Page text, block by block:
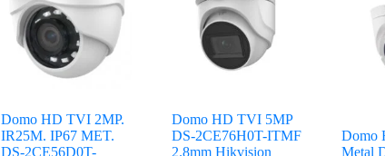
Domo HD TVI 2MP.
IR25M. IP67 MET.
DS-2CE56D0T-
Domo HD TVI 5MP
DS-2CE76H0T-ITMF
2.8mm Hikvision
Domo
Metal